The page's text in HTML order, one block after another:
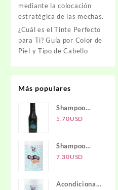
mediante la colocación
estratégica de las mechas.
¿Cuál es el Tinte Perfecto
para Ti? Guía por Color de
Piel y Tipo de Cabello
Más populares
Shampoo
Carbón
5.70USD
Shampoo
COCO WOW
7.30USD
Acondicionador